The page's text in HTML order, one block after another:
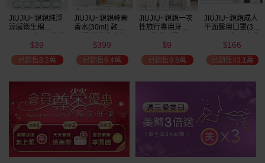
59
JIUJIU~親親純淨
涼感衛生棉
$39
已銷售8.2萬
JIUJIU~親親輕奢
香水(30ml) 款式
市/平替香水/大牌
香水/大牌平替
$399
已銷售6.4萬
JIUJIU~親親一次
性旅行專用牙刷(1
$9
已銷售8.6萬
JIUJIU~親親成人
平面醫用口罩(30
可選 MD雙鋼印
$166
已銷售43.1萬